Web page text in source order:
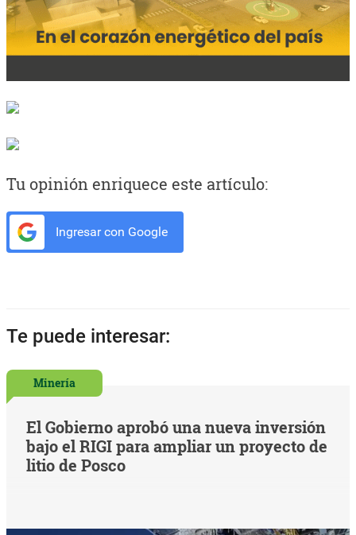
Tu opinión enriquece este artículo:
Ingresar con Google
Te puede interesar:
Minería
El Gobierno aprobó una nueva inversión
bajo el RIGI para ampliar un proyecto de
litio de Posco